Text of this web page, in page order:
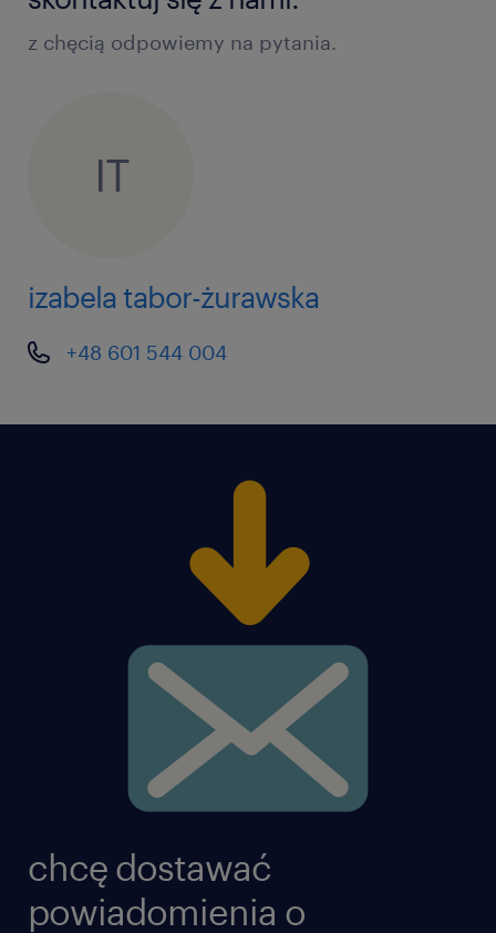
z chęcią odpowiemy na pytania.
IT
izabela tabor-żurawska
+48 601 544 004
chcę dostawać
powiadomienia o